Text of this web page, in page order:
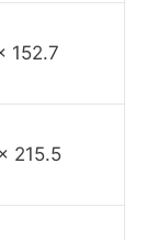
152.7
215.5